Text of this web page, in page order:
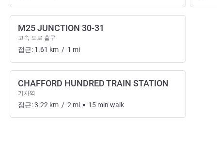
M25 JUNCTION 30-31
고속 도로 출구
접근: 1.61 km / 1 mi
CHAFFORD HUNDRED TRAIN STATION
기차역
접근:3.22 km / 2 mi 15 min walk